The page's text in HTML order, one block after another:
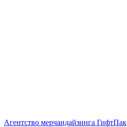
Агентство мерчандайзинга ГифтПак